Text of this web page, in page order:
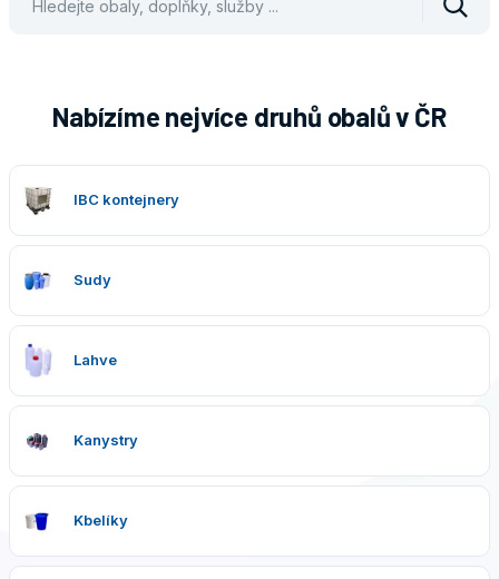
Nabízíme nejvíce druhů obalů v ČR
IBC kontejnery
Sudy
Lahve
Kanystry
Kbelíky